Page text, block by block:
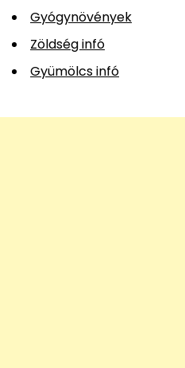
Gyógynövények
Zöldség infó
Gyümölcs infó